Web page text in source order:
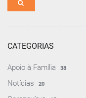
CATEGORIAS
Apoio à Família 38
Notícias 20